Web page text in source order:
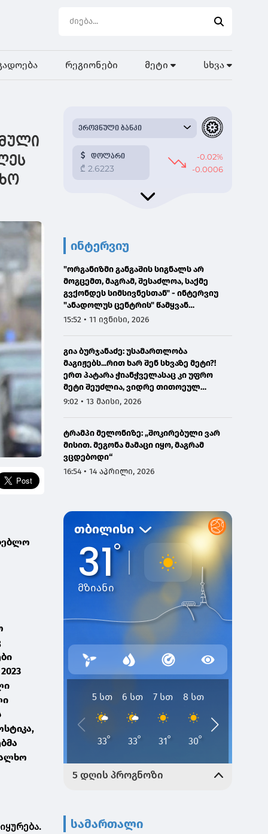
რეგიონები მეტი სხვა
ინტერვიუ
"ორგანიზმი განგაშის სიგნალს არ
მოგცემთ, მაგრამ, შესაძლოა, საქმე
გვქონდეს სიმსივნესთან" - ინტერვიუ
"ანადოლუს ცენტრის" წამყვან
ონკოლოგთან
15:52 • 11 ივნისი, 2026
გია ბურჯანაძე: უსამართლობა
მაგიჟებს...რით ხარ შენ სხვაზე მეტი?!
ერთ პატარა ჭიანჭველასაც კი უფრო
მეტი შეუძლია, ვიდრე თითოეულ
ჩვენგანს...
9:02 • 13 მაისი, 2026
ტრამპი მელონიზე: „შოკირებული ვარ
მისით. მეგონა მამაცი იყო, მაგრამ
ვცდებოდი“
16:54 • 14 აპრილი, 2026
სამართალი